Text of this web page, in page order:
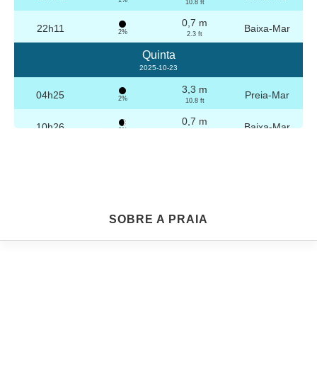
10.8 ft
22h11 2%
0,7 m
2.3 ft Baixa-Mar
Quinta
2025-10-23
04h25 2%
3,3 m
10.8 ft Preia-Mar
10h26 3%
0,7 m Baixa-Mar
Sexta
SOBRE A PRAIA